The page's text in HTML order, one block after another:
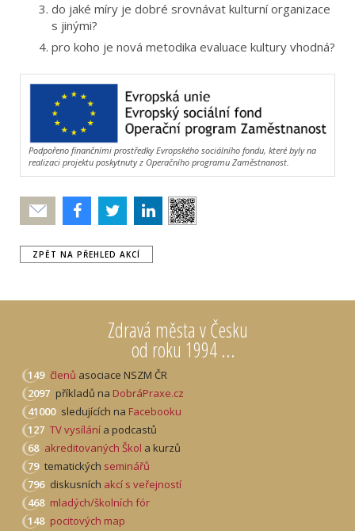
Zdravá města v Česku
od roku 1994 ...
149 členů asociace NSZM ČR
2097 příkladů na DobráPraxe.cz
41000 sledujících na Facebooku
127 TV vysílání a podcastů
68 akreditovaných Škol a kurzů
79 tematických seminářů
796 diskusních akcí s veřejností
468 mladých/školních fór
148 pocitových map
do jaké míry je dobré srovnávat kulturní organizace
s jinými?
pro koho je nová metodika evaluace kultury vhodná?
Podpořeno finančními prostředky Evropského sociálního fondu, které byly na
realizaci projektu poskytnuty z Operačního programu Zaměstnanost.
Poslat
ZPĚT NA PŘEHLED AKCÍ